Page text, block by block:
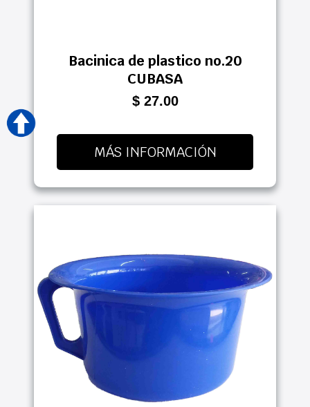
Bacinica de plastico no.20
CUBASA
$ 27.00
MÁS INFORMACIÓN